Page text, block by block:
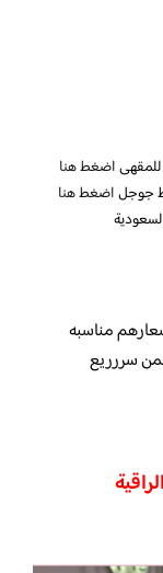
للمقهىاضغط هنا
جوجلاضغط هنا
مناسبه
سررريع